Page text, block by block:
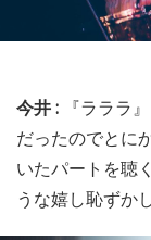
今井 : 『ラララ
だったのでとに
いたパートを聴
うな嬉し恥ずか